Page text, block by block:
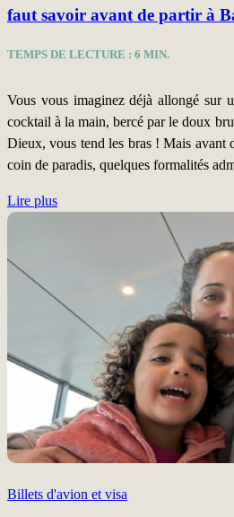
faut savoir avant de partir à
TEMPS DE LECTURE : 6 MIN.
Vous vous imaginez déjà allongé sur
cocktail à la main, bercé par le doux
Dieux, vous tend les bras ! Mais avant
coin de paradis, quelques formalités
Lire plus
Billets d'avion et visa